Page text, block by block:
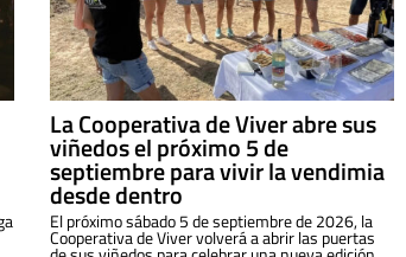
La Cooperativa de Viver abre sus
viñedos el próximo 5 de
septiembre para vivir la vendimia
desde dentro
El próximo sábado 5 de septiembre de 2026, la
Cooperativa de Viver volverá a abrir las puertas